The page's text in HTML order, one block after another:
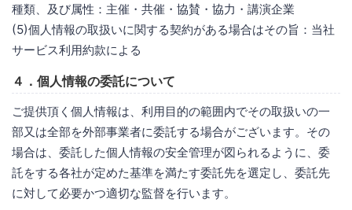
種類、及び属性：主催・共催・協賛・協力・講演企業
(5)個人情報の取扱いに関する契約がある場合はその旨：当社
サービス利用約款による
４．個人情報の委託について
ご提供頂く個人情報は、利用目的の範囲内でその取扱いの一
部又は全部を外部事業者に委託する場合がございます。その
場合は、委託した個人情報の安全管理が図られるように、委
託をする各社が定めた基準を満たす委託先を選定し、委託先
に対して必要かつ適切な監督を行います。